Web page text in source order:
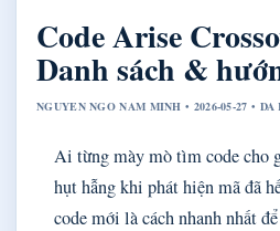
Code Arise
Danh sách &
NGUYEN NGO NAM MINH • 2026-05-27 •
Ai từng mày mò tìm code cho
hụt hẫng khi phát hiện mã đã
code mới là cách nhanh nhất